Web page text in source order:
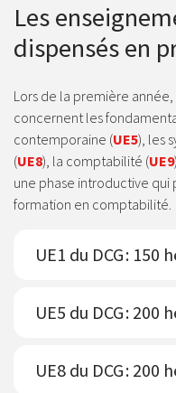
Les
dispensés en
Lors de la première année,
concernent les
contemporaine (UE5), les
(UE8), la comptabilité (UE9
une phase introductive
formation en comptabilité.
UE1 du DCG : 150
UE5 du DCG : 200
UE8 du DCG : 200